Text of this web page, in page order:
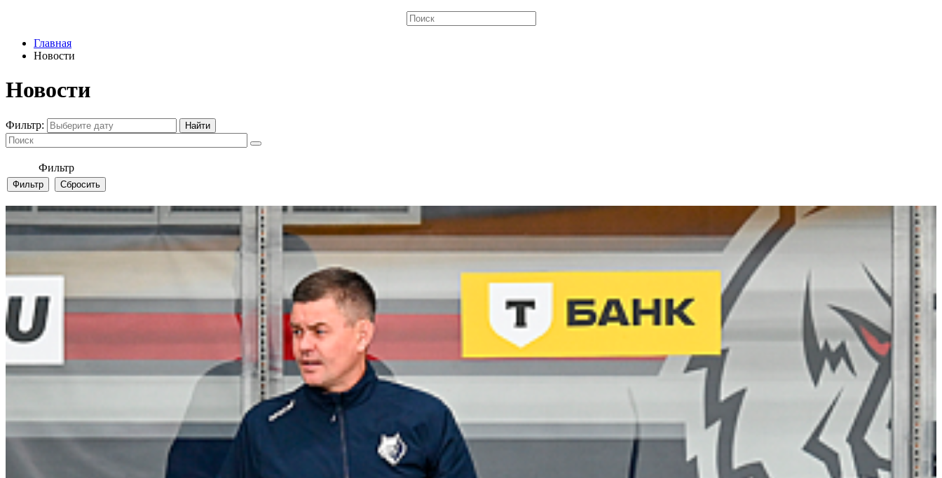
Главная
Новости
Новости
Фильтр:
Фильтр